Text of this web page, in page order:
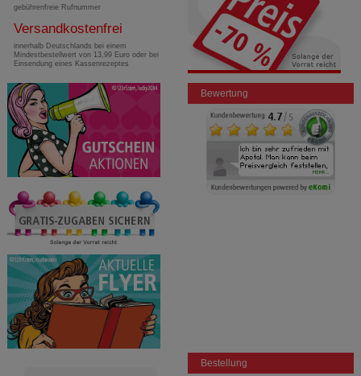
gebührenfreie Rufnummer
Versandkostenfrei
innerhalb Deutschlands bei einem
Mindestbestellwert von 13,99 Euro oder bei
Einsendung eines Kassenrezeptes
Bewertung
Bestellung